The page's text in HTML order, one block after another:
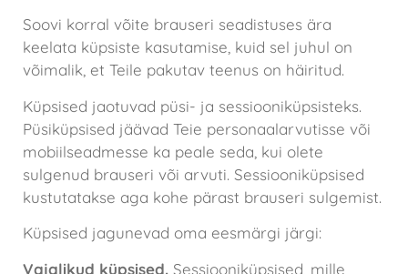
Soovi korral võite brauseri seadistuses ära
keelata küpsiste kasutamise, kuid sel juhul on
võimalik, et Teile pakutav teenus on häiritud.
Küpsised jaotuvad püsi- ja sessiooniküpsisteks.
Püsiküpsised jäävad Teie personaalarvutisse või
mobiilseadmesse ka peale seda, kui olete
sulgenud brauseri või arvuti. Sessiooniküpsised
kustutatakse aga kohe pärast brauseri sulgemist.
Küpsised jagunevad oma eesmärgi järgi:
Vajalikud küpsised. Sessiooniküpsised, mille